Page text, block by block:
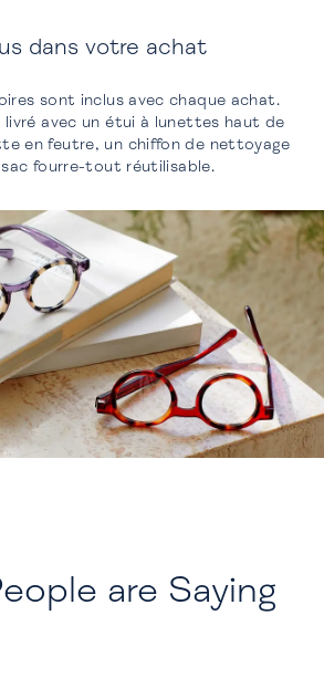
dans votre achat
sont inclus avec chaque achat.
avec un étui à lunettes haut de
en feutre, un chiffon de nettoyage
fourre-tout réutilisable.
are Saying